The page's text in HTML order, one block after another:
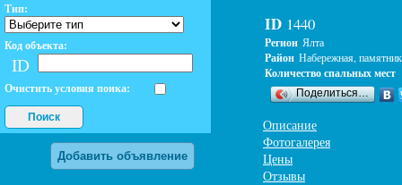
ID 1440
Регион Ялта
Район Набережная,
Количество спальных мест
Поделиться…
Описание
Фотогалерея
Цены
Отзывы
Тип:
Код объекта:
ID
Очистить условия поика:
Поиск
Добавить объявление